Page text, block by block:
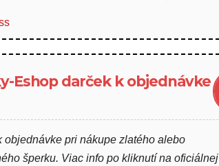
Eshop darček k objednávke
objednávke pri nákupe zlatého alebo
šperku. Viac info po kliknutí na oficiálnej